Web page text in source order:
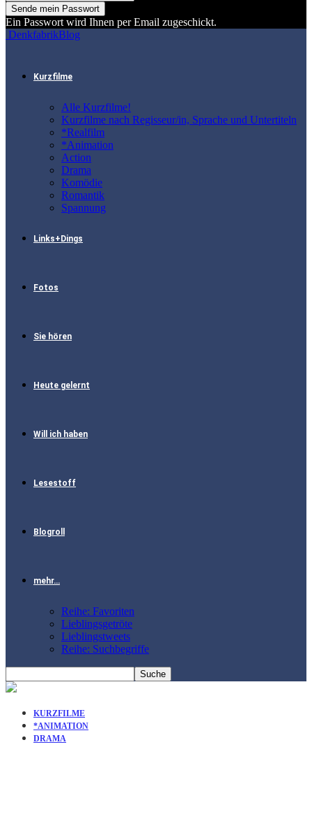
Ein Passwort wird Ihnen per Email zugeschickt.
DenkfabrikBlog
Kurzfilme
Alle Kurzfilme!
Kurzfilme nach Regisseur/in, Sprache und Untertiteln
*Realfilm
*Animation
Action
Drama
Komödie
Romantik
Spannung
Links+Dings
Fotos
Sie hören
Heute gelernt
Will ich haben
Lesestoff
Blogroll
mehr…
Reihe: Favoriten
Lieblingsgetröte
Lieblingstweets
Reihe: Suchbegriffe
KURZFILME
*ANIMATION
DRAMA